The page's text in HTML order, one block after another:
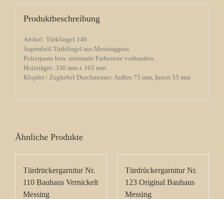
Produktbeschreibung
Artikel: Türklingel 148
Jugendstil Türklingel aus Messingguss.
Polierpaste bzw. minimale Farbereste vorhanden.
Holzträger: 330 mm x 165 mm
Klopfer / Zughebel Durchmesser: Außen 75 mm, Innen 55 mm
Ähnliche Produkte
Türdrückergarnitur Nr.
110 Bauhaus Vernickelt
Messing
Türdrückergarnitur Nr.
123 Original Bauhaus
Messing